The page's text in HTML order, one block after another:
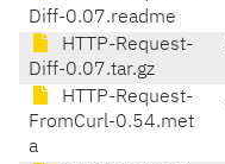
Diff-0.07.readme
HTTP-Request-
Diff-0.07.tar.gz
HTTP-Request-
FromCurl-0.54.met
a